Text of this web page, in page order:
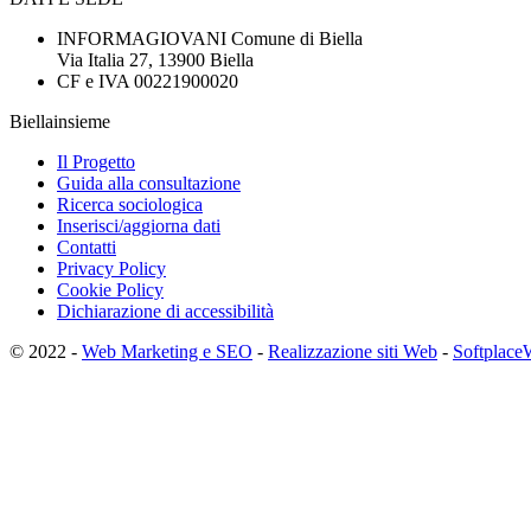
INFORMAGIOVANI Comune di Biella
Via Italia 27, 13900 Biella
CF e IVA 00221900020
Biellainsieme
Il Progetto
Guida alla consultazione
Ricerca sociologica
Inserisci/aggiorna dati
Contatti
Privacy Policy
Cookie Policy
Dichiarazione di accessibilità
© 2022 - Web Marketing e SEO - Realizzazione siti Web -